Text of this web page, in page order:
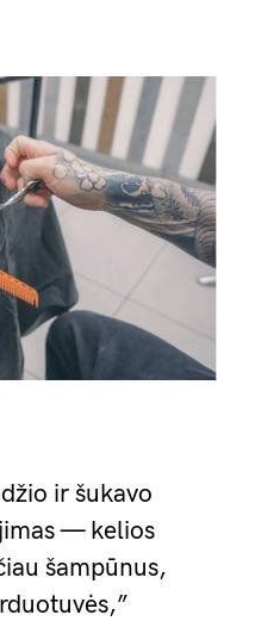
ir šukavo
— kelios
šampūnus,